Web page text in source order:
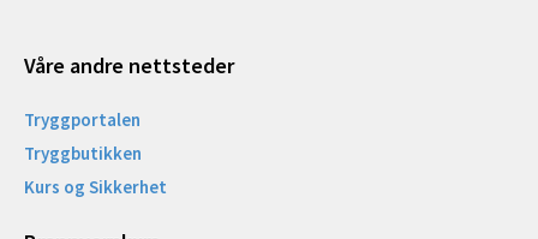
Våre andre nettsteder
Tryggportalen
Tryggbutikken
Kurs og Sikkerhet